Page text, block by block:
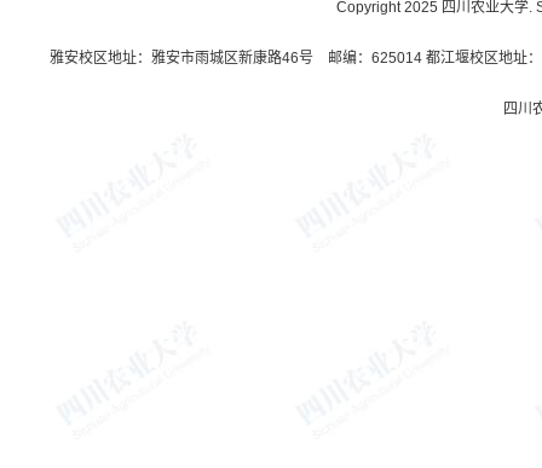
Copyright 2025 四川农业大学.
雅安校区地址：雅安市雨城区新康路46号 邮编：625014 都江堰校区地址
四川